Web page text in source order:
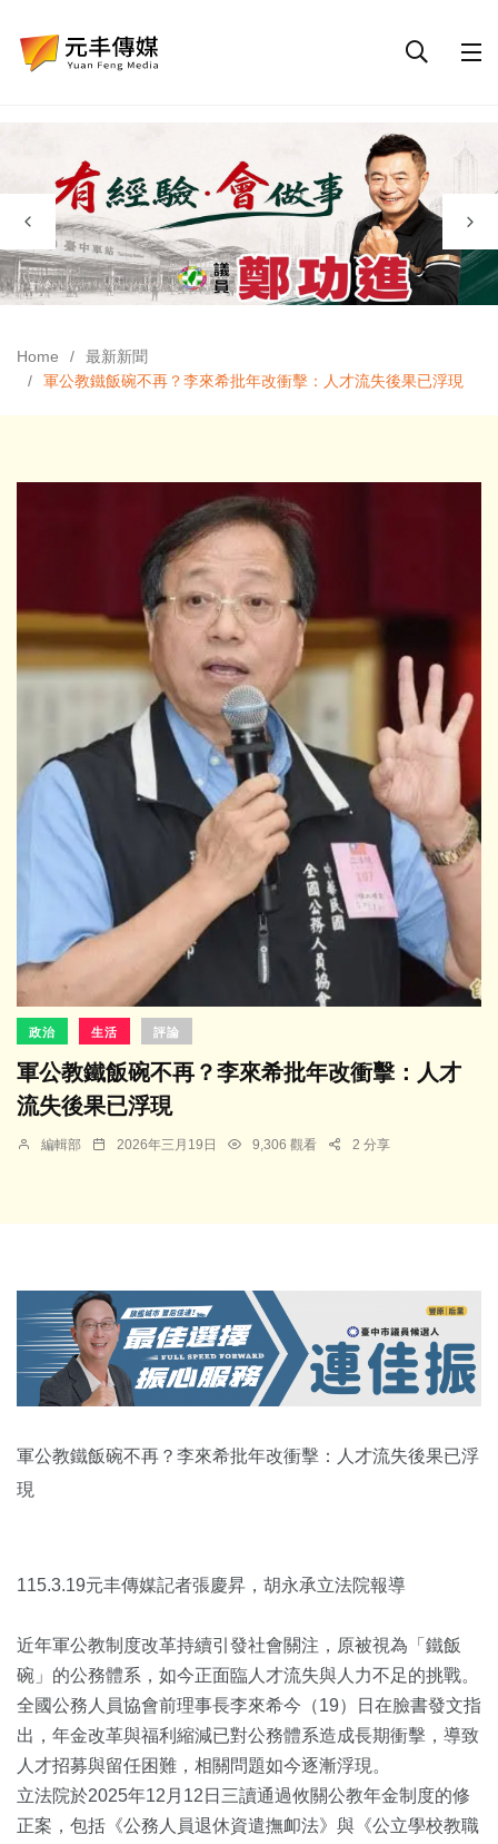
Home
最新新聞
軍公教鐵飯碗不再？李來希批年改衝擊：人才流失後果已浮現
政治 生活 評論
軍公教鐵飯碗不再？李來希批年改衝擊：人才
流失後果已浮現
編輯部 2026年三月19日 9,306 觀看 2 分享
軍公教鐵飯碗不再？李來希批年改衝擊：人才流失後果已浮
現
115.3.19元丰傳媒記者張慶昇，胡永承立法院報導
近年軍公教制度改革持續引發社會關注，原被視為「鐵飯
碗」的公務體系，如今正面臨人才流失與人力不足的挑戰。
全國公務人員協會前理事長李來希今（19）日在臉書發文指
出，年金改革與福利縮減已對公務體系造成長期衝擊，導致
人才招募與留任困難，相關問題如今逐漸浮現。
立法院於2025年12月12日三讀通過攸關公教年金制度的修
正案，包括《公務人員退休資遣撫卹法》與《公立學校教職